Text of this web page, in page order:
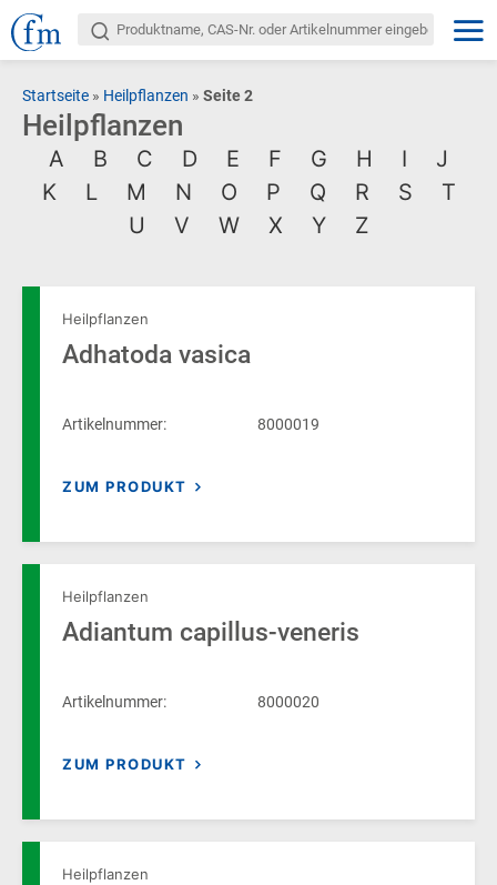
Startseite » Heilpflanzen » Seite 2
Heilpflanzen
A B C D E F G H I
J
K
L M N O P Q R S
T
U
V W X Y Z
Heilpflanzen
Adhatoda vasica
Artikelnummer: 8000019
ZUM PRODUKT
Heilpflanzen
Adiantum capillus-veneris
Artikelnummer: 8000020
ZUM PRODUKT
Heilpflanzen